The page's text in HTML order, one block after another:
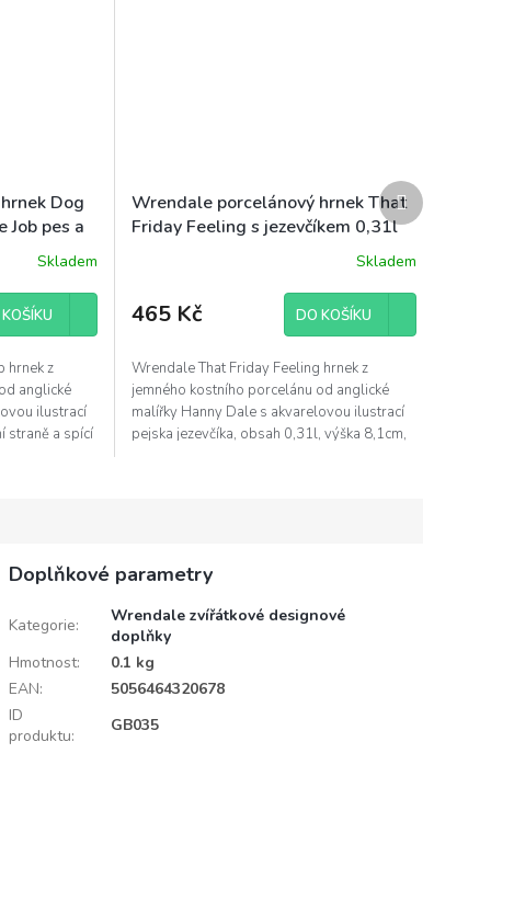
Dog
Job pes a
Skladem
hrnek z
anglické
ilustrací
straně a spící
Wrendale porcelánový hrnek That
Friday Feeling s jezevčíkem 0,31l
Skladem
465 Kč DO KOŠÍKU
Wrendale That Friday Feeling hrnek z
jemného kostního porcelánu od anglické
malířky Hanny Dale s akvarelovou ilustrací
pejska jezevčíka, obsah 0,31l, výška 8,1cm,
Další
produkt
Doplňkové parametry
Kategorie:
Wrendale zvířátkové designové
doplňky
Hmotnost:
0.1 kg
EAN:
5056464320678
ID
produktu:
GB035